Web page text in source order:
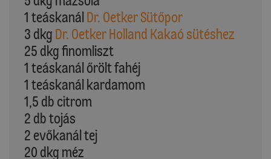
1 teáskanálDr. Oetker Sütőpor
3 dkg Dr. Oetker Holland Kakaó sütéshez
25 dkg finomliszt
1 teáskanál őrölt fahéj
1 teáskanál kardamom
1,5 db citrom
2 db tojás
2 evőkanál tej
20 dkg méz